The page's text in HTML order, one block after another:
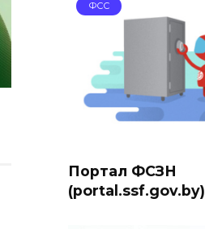
ФСС
Портал ФСЗН
(portal.ssf.gov.by)